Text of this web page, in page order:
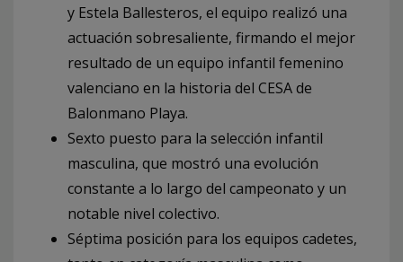
y Estela Ballesteros, el equipo realizó una
actuación sobresaliente, firmando el mejor
resultado de un equipo infantil femenino
valenciano en la historia del CESA de
Balonmano Playa.
Sexto puesto para la selección infantil
masculina, que mostró una evolución
constante a lo largo del campeonato y un
notable nivel colectivo.
Séptima posición para los equipos cadetes,